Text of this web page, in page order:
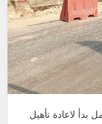
بدأ لاعادة تأهيل